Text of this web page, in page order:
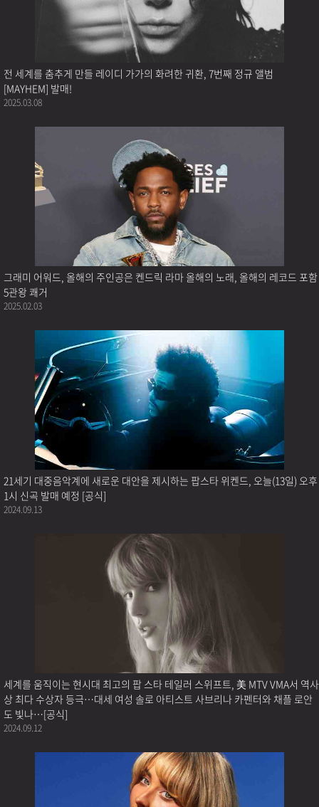
전 세계를 춤추게 만들 레이디 가가의 화려한 귀환, 7번째 정규 앨범
[MAYHEM] 발매!
2025.03.08
그래미 어워드, 올해의 주인공은 켄드릭 라마 올해의 노래, 올해의 레코드 포함
5관왕 쾌거
2025.02.03
21세기 대중음악계에 새로운 대안을 제시하는 팝스타 위켄드, 오늘(13일) 오후
1시 신곡 발매 예정 [공식]
2024.09.13
세계를 움직이는 현시대 최고의 팝 스타 테일러 스위프트, 美 MTV VMA서 역사
상 최다 수상자 등극…대세 여성 솔로 아티스트 사브리나 카펜터와 채플 로안
도 빛나…[공식]
2024.09.12